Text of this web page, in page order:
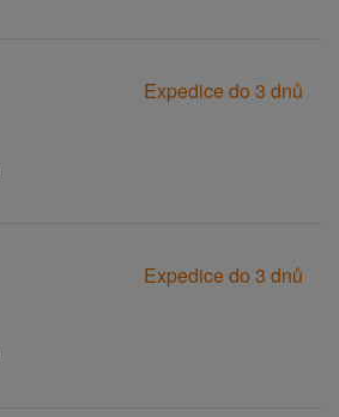
Expedice do 3 dnů
Expedice do 3 dnů